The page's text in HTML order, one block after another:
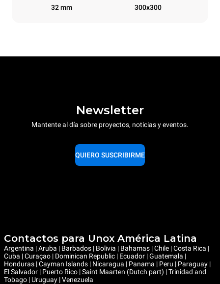
32 mm 300x300
Newsletter
Mantente al día sobre proyectos, noticias y eventos.
QUIERO SUSCRIBIRME
Contactos para Unox América Latina
Argentina | Aruba | Barbados | Bolivia | Bahamas | Chile | Costa Rica |
Cuba | Curaçao | Dominican Republic | Ecuador | Guatemala |
Honduras | Cayman Islands | Nicaragua | Panama | Peru | Paraguay |
El Salvador | Puerto Rico | Saint Maarten (Dutch part) | Trinidad and
Tobago | Uruguay | Venezuela